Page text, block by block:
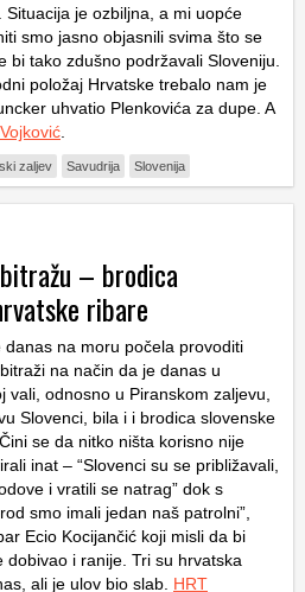
je ozbiljna, a mi uopće
smo jasno objasnili svima što se
bi tako zdušno podržavali Sloveniju.
položaj Hrvatske trebalo nam je
uhvatio Plenkovića za dupe. A
.
zaljev Savudrija Slovenija
– brodica
ribare
danas na moru počela provoditi
na način da je danas u
vali, odnosno u Piranskom zaljevu,
Slovenci, bila i i brodica slovenske
se da nitko ništa korisno nije
inat – “Slovenci su se približavali,
i vratili se natrag” dok s
smo imali jedan naš patrolni”,
Ecio Kocijančić koji misli da bi
dobivao i ranije. Tri su hrvatska
ali je ulov bio slab. HRT